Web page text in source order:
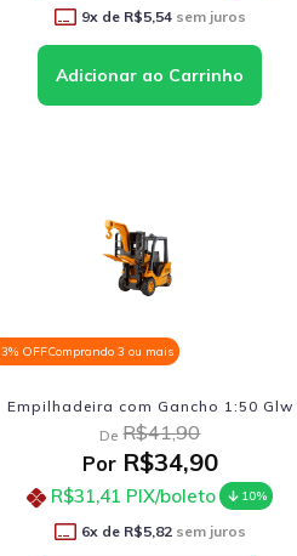
9x de R$5,54sem juros
3% OFFComprando 3 ou mais
Empilhadeira com Gancho 1:50 Glw
De R$41,90
PorR$34,90
R$31,41 PIX/boleto 10%
6x de R$5,82sem juros